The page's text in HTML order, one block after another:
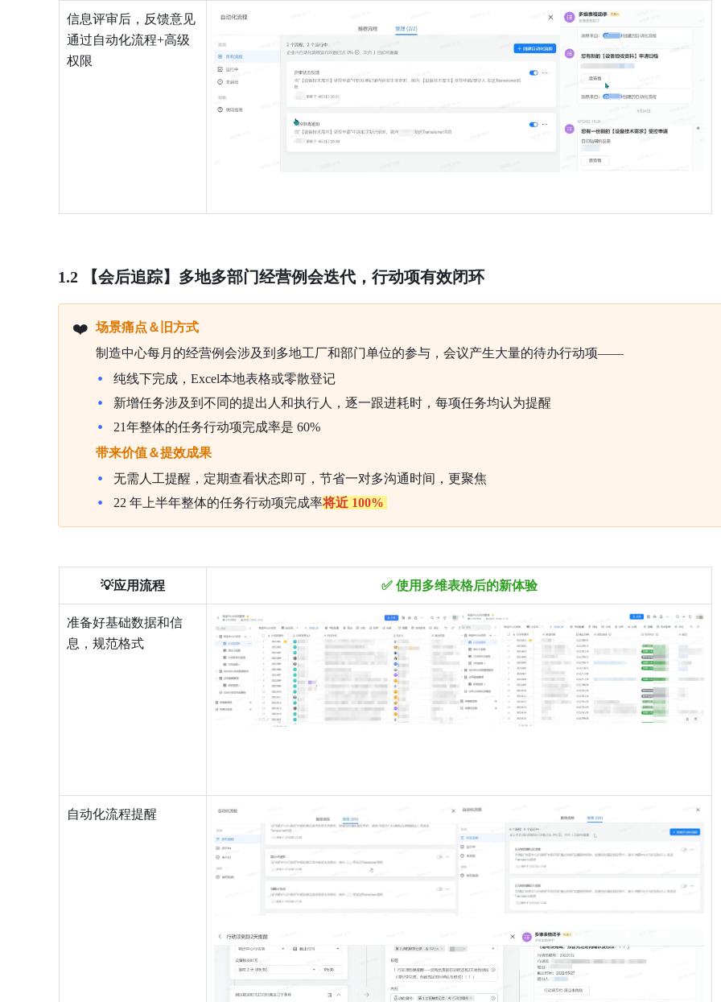
信息评审后，反馈意见
通过自动化流程+高级
权限
1.2 【会后追踪】多地多部门经营例会迭代，行动项有效闭环
❤️ 场景痛点＆旧方式
制造中心每月的经营例会涉及到多地工厂和部门单位的参与，会议产生大量的待办行动项——
纯线下完成，Excel本地表格或零散登记
新增任务涉及到不同的提出人和执行人，逐一跟进耗时，每项任务均认为提醒
21年整体的任务行动项完成率是 60%
带来价值＆提效成果
无需人工提醒，定期查看状态即可，节省一对多沟通时间，更聚焦
22 年上半年整体的任务行动项完成率将近 100%
💡应用流程 ✅ 使用多维表格后的新体验
准备好基础数据和信
息，规范格式
自动化流程提醒